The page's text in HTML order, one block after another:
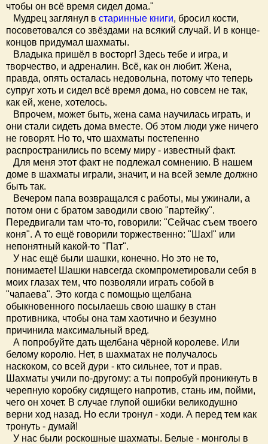
чтобы он всё время сидел дома."
Мудрец заглянул в старинные книги, бросил кости,
посоветовался со звёздами на всякий случай. И в конце-
концов придумал шахматы.
Владыка пришёл в восторг! Здесь тебе и игра, и
творчество, и адреналин. Всё, как он любит. Жена,
правда, опять осталась недовольна, потому что теперь
супруг хоть и сидел всё время дома, но совсем не так,
как ей, жене, хотелось.
Впрочем, может быть, жена сама научилась играть, и
они стали сидеть дома вместе. Об этом люди уже ничего
не говорят. Но то, что шахматы постепенно
распространились по всему миру - известный факт.
Для меня этот факт не подлежал сомнению. В нашем
доме в шахматы играли, значит, и на всей земле должно
быть так.
Вечером папа возвращался с работы, мы ужинали, а
потом они с братом заводили свою "партейку".
Передвигали там что-то, говорили: "Сейчас съем твоего
коня". А то ещё говорили торжественно: "Шах!" или
непонятный какой-то "Пат".
У нас ещё были шашки, конечно. Но это не то,
понимаете! Шашки навсегда скомпрометировали себя в
моих глазах тем, что позволяли играть собой в
"чапаева". Это когда с помощью щелбана
обыкновенного посылаешь свою шашку в стан
противника, чтобы она там хаотично и безумно
причинила максимальный вред.
А попробуйте дать щелбана чёрной королеве. Или
белому королю. Нет, в шахматах не получалось
наскоком, со всей дури - кто сильнее, тот и прав.
Шахматы учили по-другому: а ты попробуй проникнуть в
черепную коробку сидящего напротив, стань им, пойми,
чего он хочет. В случае глупой ошибки великодушно
верни ход назад. Но если тронул - ходи. А перед тем как
тронуть - думай!
У нас были роскошные шахматы. Белые - монголы в